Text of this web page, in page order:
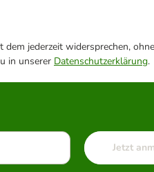
jederzeit widersprechen,
in unserer Datenschutzerklärung.
Jetzt